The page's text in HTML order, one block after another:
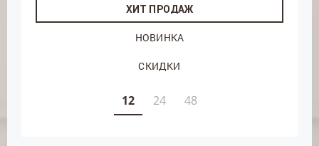
ХИТ ПРОДАЖ
НОВИНКА
СКИДКИ
12 24 48